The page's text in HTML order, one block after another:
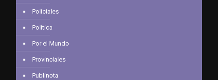
Policiales
Política
Por el Mundo
Provinciales
Publinota